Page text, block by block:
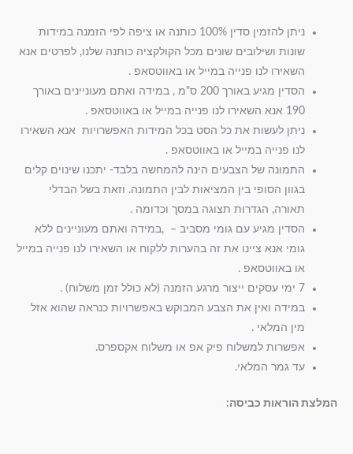
ניתן להזמין סדין 100% כותנה או ציפה לפי הזמנה במידות
שונות ושילובים שונים מכל הקולקציה כותנה שלנו, לפרטים אנא
השאירו לנו פנייה במייל או באווטסאפ .
הסדין מגיע באורך 200 ס"מ , במידה ואתם מעוניינים באורך
190 אנא השאירו לנו פנייה במייל או באווטסאפ .
ניתן לעשות את כל הסט בכל המידות האפשרויות אנא השאירו
לנו פנייה במייל או באווטסאפ .
התמונה של הצבעים הינה להמחשה בלבד- יתכנו שינוים קלים
בגוון הסופי בין המציאות לבין התמונה. וזאת בשל הבדלי
תאורה, הגדרות תצוגה במסך וכדומה .
הסדין מגיע עם גומי מסביב – ,במידה ואתם מעוניינים ללא
גומי אנא ציינו את זה בהערות ללקוח או השאירו לנו פנייה במייל
או באווטסאפ .
7 ימי עסקים ייצור מרגע הזמנה (לא כולל זמן משלוח) .
במידה ואין את הצבע המבוקש באפשרויות כנראה שהוא אזל
מין המלאי .
אפשרות למשלוח פיק אפ או משלוח אקספרס.
עד גמר המלאי.
המלצת הוראות כביסה: